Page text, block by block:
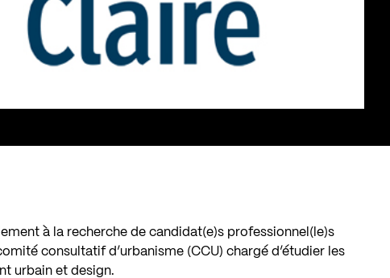
à la recherche de candidat(e)s professionnel(le)s
consultatif d’urbanisme (CCU) chargé d’étudier les
urbain et design.